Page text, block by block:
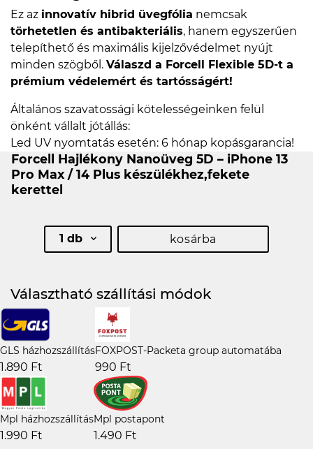
Ez az innovatív hibrid üvegfólia nemcsak
törhetetlen és antibakteriális, hanem egyszerűen
telepíthető és maximális kijelzővédelmet nyújt
minden szögből. Válaszd a Forcell Flexible 5D-t a
prémium védelemért és tartósságért!
Általános szavatossági kötelességeinken felül
önként vállalt jótállás:
Led UV nyomtatás esetén: 6 hónap kopásgarancia!
Forcell Hajlékony Nanoüveg 5D – iPhone 13
Pro Max / 14 Plus készülékhez,fekete
kerettel
1 db kosárba
Választható szállítási módok
GLS házhozszállítás
1.890 Ft
FOXPOST-Packeta group automatába
990 Ft
Mpl házhozszállítás
1.990 Ft
Mpl postapont
1.490 Ft